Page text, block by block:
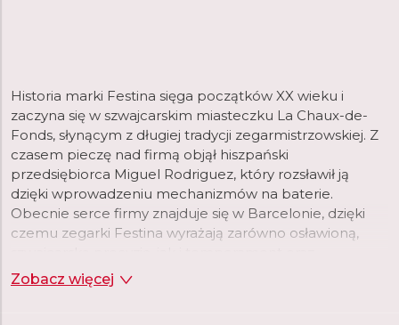
Historia marki Festina sięga początków XX wieku i
zaczyna się w szwajcarskim miasteczku La Chaux-de-
Fonds, słynącym z długiej tradycji zegarmistrzowskiej. Z
czasem pieczę nad firmą objął hiszpański
przedsiębiorca Miguel Rodriguez, który rozsławił ją
dzięki wprowadzeniu mechanizmów na baterie.
Obecnie serce firmy znajduje się w Barcelonie, dzięki
czemu zegarki Festina wyrażają zarówno osławioną,
nowoczesny styl Południa.
Zobacz więcej